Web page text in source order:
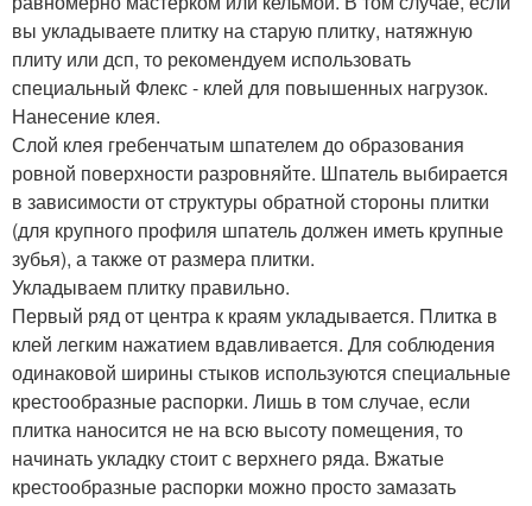
вы укладываете плитку на старую плитку, натяжную
плиту или дсп, то рекомендуем использовать
специальный Флекс - клей для повышенных нагрузок.
Нанесение клея.
Слой клея гребенчатым шпателем до образования
ровной поверхности разровняйте. Шпатель выбирается
в зависимости от структуры обратной стороны плитки
(для крупного профиля шпатель должен иметь крупные
зубья), а также от размера плитки.
Укладываем плитку правильно.
Первый ряд от центра к краям укладывается. Плитка в
клей легким нажатием вдавливается. Для соблюдения
одинаковой ширины стыков используются специальные
крестообразные распорки. Лишь в том случае, если
плитка наносится не на всю высоту помещения, то
начинать укладку стоит с верхнего ряда. Вжатые
крестообразные распорки можно просто замазать